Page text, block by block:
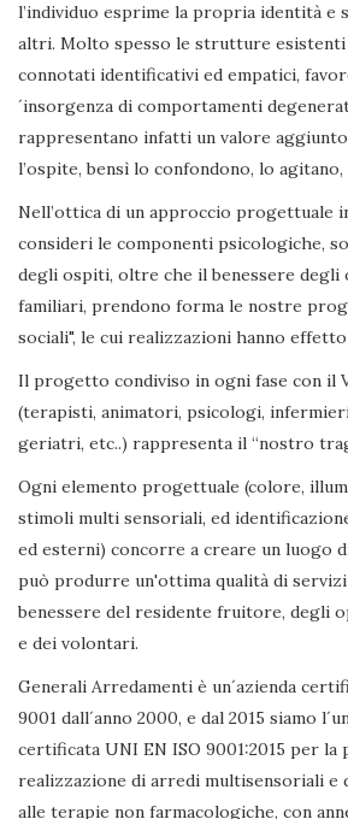
l’individuo esprime la propria identità e
altri. Molto spesso le strutture
connotati identificativi ed empatici,
´insorgenza di comportamenti
rappresentano infatti un valore
l’ospite, bensì lo confondono, lo
Nell’ottica di un approccio progettuale
consideri le componenti psicologiche,
degli ospiti, oltre che il benessere degli
familiari, prendono forma le nostre
sociali", le cui realizzazioni hanno
Il progetto condiviso in ogni fase con il
(terapisti, animatori, psicologi,
geriatri, etc..) rappresenta il “nostro
Ogni elemento progettuale (colore,
stimoli multi sensoriali, ed
ed esterni) concorre a creare un luogo
può produrre un'ottima qualità di
benessere del residente fruitore, degli
e dei volontari.
Generali Arredamenti è un´azienda
9001 dall´anno 2000, e dal 2015 siamo
certificata UNI EN ISO 9001:2015 per
realizzazione di arredi multisensoriali e
alle terapie non farmacologiche, con